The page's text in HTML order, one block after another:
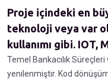
Proje içindeki en
teknoloji veya var
kullanımı gibi. IOT,
Temel Bankacılık
yenilenmiştir. Kod